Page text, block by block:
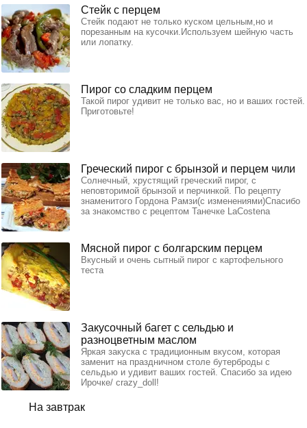
На завтрак
Стейк с перцем
Стейк подают не только куском цельным,но и
порезанным на кусочки.Используем шейную часть
или лопатку.
Пирог со сладким перцем
Такой пирог удивит не только вас, но и ваших гостей.
Приготовьте!
Греческий пирог с брынзой и перцем чили
Солнечный, хрустящий греческий пирог, с
неповторимой брынзой и перчинкой. По рецепту
знаменитого Гордона Рамзи(с изменениями)Спасибо
за знакомство с рецептом Танечке LaCostena
Мясной пирог с болгарским перцем
Вкусный и очень сытный пирог с картофельного
теста
Закусочный багет с сельдью и
разноцветным маслом
Яркая закуска с традиционным вкусом, которая
заменит на праздничном столе бутерброды с
сельдью и удивит ваших гостей. Спасибо за идею
Ирочке/ crazy_doll!